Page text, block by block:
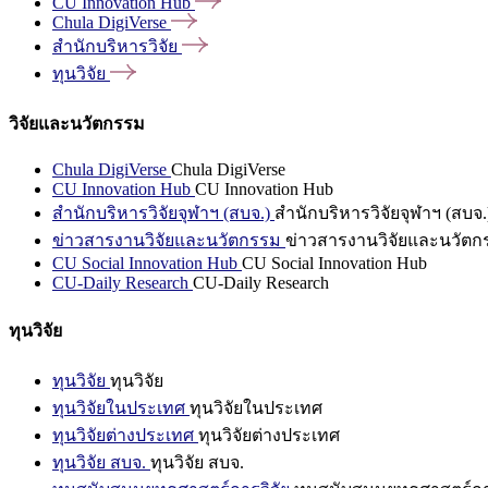
Chula DigiVerse
สำนักบริหารวิจัย
ทุนวิจัย
วิจัยและนวัตกรรม
Chula DigiVerse Chula DigiVerse
CU Innovation Hub CU Innovation Hub
สำนักบริหารวิจัยจุฬาฯ (สบจ.) สำนักบริหารวิจัยจุฬาฯ (สบจ
ข่าวสารงานวิจัยและนวัตกรรม ข่าวสารงานวิจัยและนวัตก
CU Social Innovation Hub CU Social Innovation Hub
CU-Daily Research CU-Daily Research
ทุนวิจัย
ทุนวิจัย ทุนวิจัย
ทุนวิจัยในประเทศ ทุนวิจัยในประเทศ
ทุนวิจัยต่างประเทศ ทุนวิจัยต่างประเทศ
ทุนวิจัย สบจ. ทุนวิจัย สบจ.